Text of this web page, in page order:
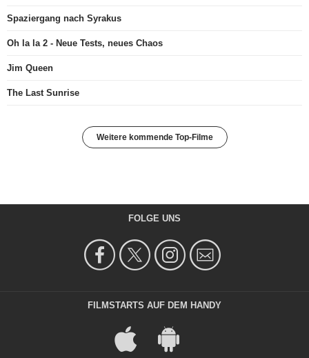
Spaziergang nach Syrakus
Oh la la 2 - Neue Tests, neues Chaos
Jim Queen
The Last Sunrise
Weitere kommende Top-Filme
FOLGE UNS
FILMSTARTS AUF DEM HANDY